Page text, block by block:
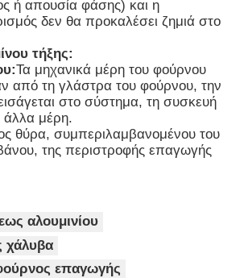
φούρνος
Ζεστού Νερού
φυσικό αέριο
Εργαστηρίου
ή απουσία φάσης) και η
δεν θα προκαλέσει ζημιά στο
τήξης:
Τα μηχανικά μέρη του φούρνου
από τη γλάστρα του φούρνου, την
στο σύστημα, τη συσκευή
άλλα μέρη.
θύρα, συμπεριλαμβανομένου του
της περιστροφής επαγωγής
αλουμινίου
χάλυβα
επαγωγής